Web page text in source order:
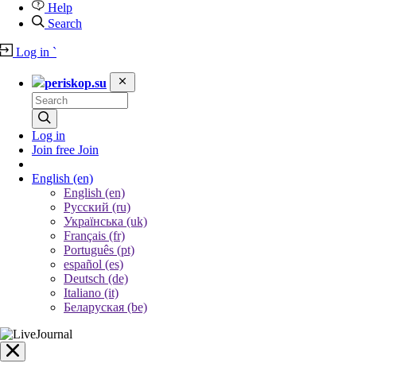
Help
Search
Log in `
periskop.su
Log in
Join free Join
English (en)
English (en)
Русский (ru)
Українська (uk)
Français (fr)
Português (pt)
español (es)
Deutsch (de)
Italiano (it)
Беларуская (be)